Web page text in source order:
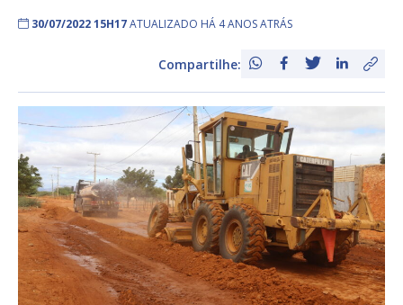
30/07/2022 15H17ATUALIZADO HÁ 4 ANOS ATRÁS
Compartilhe: